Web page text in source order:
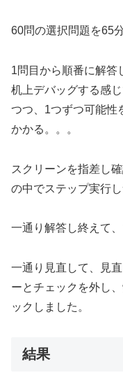
60問の選択問題を65
1問目から順番に解答
机上デバッグする感
つつ、1つずつ可能性
かかる。。。
スクリーンを指差し
の中でステップ実行
一通り解答し終えて
一通り見直して、見
ーとチェックを外し
ックしました。
結果